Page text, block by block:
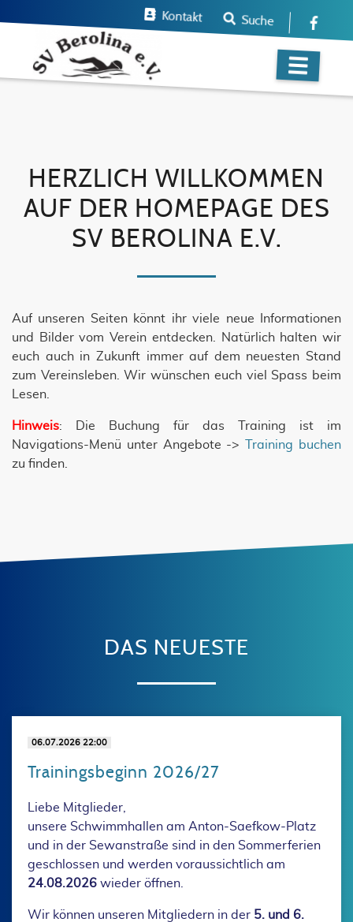
Kontakt Suche
HERZLICH WILLKOMMEN
AUF DER HOMEPAGE DES
SV BEROLINA E.V.
Auf unseren Seiten könnt ihr viele neue Informationen
und Bilder vom Verein entdecken. Natürlich halten wir
euch auch in Zukunft immer auf dem neuesten Stand
zum Vereinsleben. Wir wünschen euch viel Spass beim
Lesen.
Hinweis: Die Buchung für das Training ist im
Navigations-Menü unter Angebote ->
Training buchen
zu finden.
DAS NEUESTE
06.07.2026 22:00
Trainingsbeginn 2026/27
Liebe Mitglieder,
unsere Schwimmhallen am Anton-Saefkow-Platz
und in der Sewanstraße sind in den Sommerferien
geschlossen und werden voraussichtlich am
24.08.2026 wieder öffnen.
Wir können unseren Mitgliedern in der 5. und 6.